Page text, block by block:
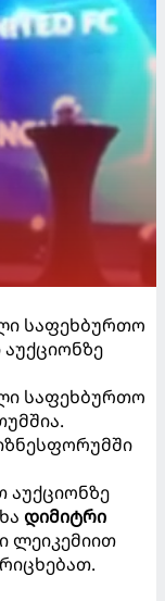
საფეხბურთო
საფეხბურთო
დიმიტრი
ლეიკემიით